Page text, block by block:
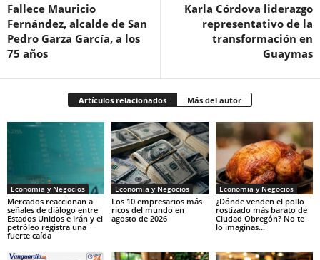
Fallece Mauricio
Fernández, alcalde de San
Pedro Garza García, a los
75 años
Karla Córdova liderazgo
representativo de la
transformación en
Guaymas
Artículos relacionados Más del autor
Economia y Negocios
Mercados reaccionan a
señales de diálogo entre
Estados Unidos e Irán y el
petróleo registra una
fuerte caída
Economia y Negocios
Los 10 empresarios más
ricos del mundo en
agosto de 2026
Economia y Negocios
¿Dónde venden el pollo
rostizado más barato de
Ciudad Obregón? No te
lo imaginas…